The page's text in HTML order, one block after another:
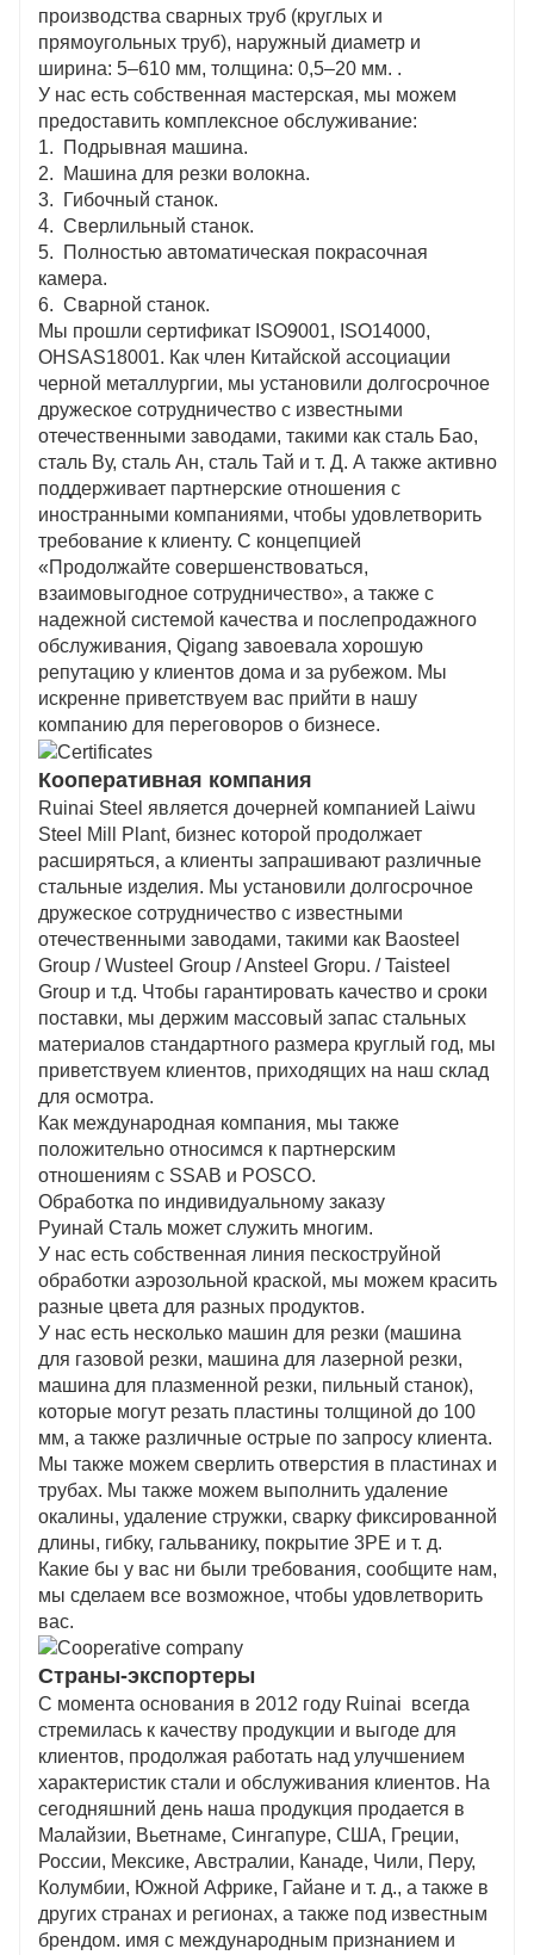
производства сварных труб (круглых и
прямоугольных труб), наружный диаметр и
ширина: 5–610 мм, толщина: 0,5–20 мм. .
У нас есть собственная мастерская, мы можем
предоставить комплексное обслуживание:
1. Подрывная машина.
2. Машина для резки волокна.
3. Гибочный станок.
4. Сверлильный станок.
5. Полностью автоматическая покрасочная
камера.
6. Сварной станок.
Мы прошли сертификат ISO9001, ISO14000,
OHSAS18001. Как член Китайской ассоциации
черной металлургии, мы установили долгосрочное
дружеское сотрудничество с известными
отечественными заводами, такими как сталь Бао,
сталь Ву, сталь Ан, сталь Тай и т. Д. А также активно
поддерживает партнерские отношения с
иностранными компаниями, чтобы удовлетворить
требование к клиенту. С концепцией
«Продолжайте совершенствоваться,
взаимовыгодное сотрудничество», а также с
надежной системой качества и послепродажного
обслуживания, Qigang завоевала хорошую
репутацию у клиентов дома и за рубежом. Мы
искренне приветствуем вас прийти в нашу
компанию для переговоров о бизнесе.
Кооперативная компания
Ruinai Steel является дочерней компанией Laiwu
Steel Mill Plant, бизнес которой продолжает
расширяться, а клиенты запрашивают различные
стальные изделия. Мы установили долгосрочное
дружеское сотрудничество с известными
отечественными заводами, такими как Baosteel
Group / Wusteel Group / Ansteel Gropu. / Taisteel
Group и т.д. Чтобы гарантировать качество и сроки
поставки, мы держим массовый запас стальных
материалов стандартного размера круглый год, мы
приветствуем клиентов, приходящих на наш склад
для осмотра.
Как международная компания, мы также
положительно относимся к партнерским
отношениям с SSAB и POSCO.
Обработка по индивидуальному заказу
Руинай Сталь может служить многим.
У нас есть собственная линия пескоструйной
обработки аэрозольной краской, мы можем красить
разные цвета для разных продуктов.
У нас есть несколько машин для резки (машина
для газовой резки, машина для лазерной резки,
машина для плазменной резки, пильный станок),
которые могут резать пластины толщиной до 100
мм, а также различные острые по запросу клиента.
Мы также можем сверлить отверстия в пластинах и
трубах. Мы также можем выполнить удаление
окалины, удаление стружки, сварку фиксированной
длины, гибку, гальванику, покрытие 3PE и т. д.
Какие бы у вас ни были требования, сообщите нам,
мы сделаем все возможное, чтобы удовлетворить
вас.
Страны-экспортеры
С момента основания в 2012 году Ruinai всегда
стремилась к качеству продукции и выгоде для
клиентов, продолжая работать над улучшением
характеристик стали и обслуживания клиентов. На
сегодняшний день наша продукция продается в
Малайзии, Вьетнаме, Сингапуре, США, Греции,
России, Мексике, Австралии, Канаде, Чили, Перу,
Колумбии, Южной Африке, Гайане и т. д., а также в
других странах и регионах, а также под известным
брендом. имя с международным признанием и